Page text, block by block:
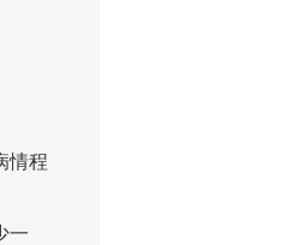
情程
一